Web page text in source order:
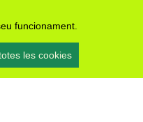
funcionament.
les cookies